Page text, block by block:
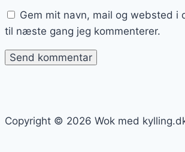
Gem mit navn, mail og websted i
til næste gang jeg kommenterer.
Copyright © 2026 Wok med